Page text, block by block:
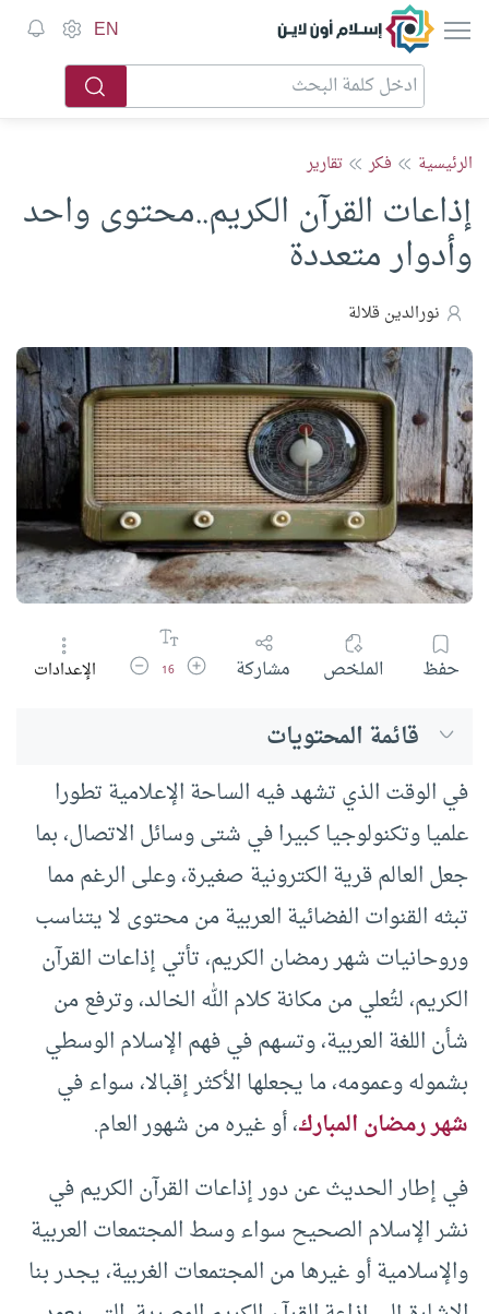
إسلام أون لاين EN
الرئيسية فكر تقارير
إذاعات القرآن الكريم..محتوى واحد
وأدوار متعددة
نورالدين قلالة
حفظ الملخص مشاركة زيادة حجم الخط
16 تقليل حجم الخط
الإعدادات
قائمة المحتويات
في الوقت الذي تشهد فيه الساحة الإعلامية تطورا
علميا وتکنولوجيا کبيرا في شتى وسائل الاتصال، بما
جعل العالم قرية الکترونية صغيرة، وعلى الرغم مما
تبثه القنوات الفضائية العربية من محتوى لا يتناسب
وروحانيات شهر رمضان الكريم، تأتي إذاعات القرآن
الكريم، لتُعلي من مكانة كلام الله الخالد، وترفع من
شأن اللغة العربية، وتسهم في فهم الإسلام الوسطي
بشموله وعمومه، ما يجعلها الأكثر إقبالا، سواء في
شهر رمضان المبارك، أو غيره من شهور العام.
في إطار الحديث عن دور إذاعات القرآن الكريم في
نشر الإسلام الصحيح سواء وسط المجتمعات العربية
والإسلامية أو غيرها من المجتمعات الغربية، يجدر بنا